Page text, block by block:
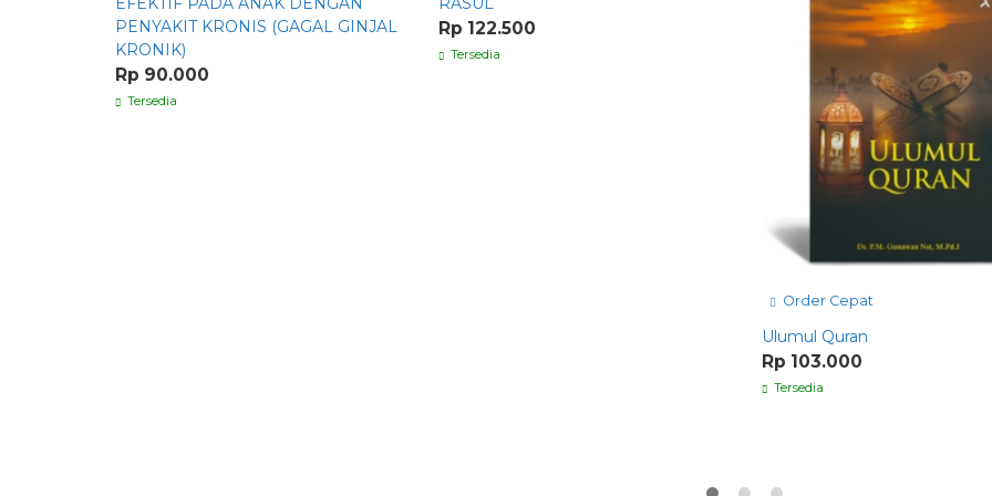
PENYAKIT KRONIS (GAGAL GINJAL
KRONIK)
Rp 90.000
Tersedia
Rp 122.500
Tersedia
Order Cepat
Ulumul Quran
Rp 103.000
Tersedia